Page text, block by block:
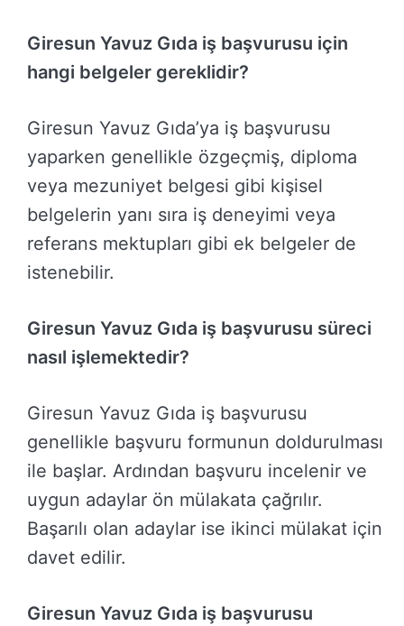
Giresun Yavuz Gıda iş başvurusu için
hangi belgeler gereklidir?
Giresun Yavuz Gıda’ya iş başvurusu
yaparken genellikle özgeçmiş, diploma
veya mezuniyet belgesi gibi kişisel
belgelerin yanı sıra iş deneyimi veya
referans mektupları gibi ek belgeler de
istenebilir.
Giresun Yavuz Gıda iş başvurusu süreci
nasıl işlemektedir?
Giresun Yavuz Gıda iş başvurusu
genellikle başvuru formunun doldurulması
ile başlar. Ardından başvuru incelenir ve
uygun adaylar ön mülakata çağrılır.
Başarılı olan adaylar ise ikinci mülakat için
davet edilir.
Giresun Yavuz Gıda iş başvurusu